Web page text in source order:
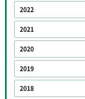
2022
2021
2020
2019
2018